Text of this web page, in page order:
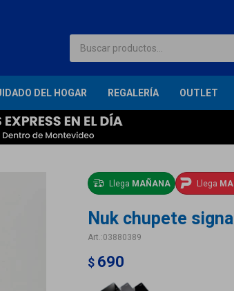
DEL HOGAR REGALERÍA OUTLET
Llega MAÑANA Llega
Nuk chupete
03880389
$ 690